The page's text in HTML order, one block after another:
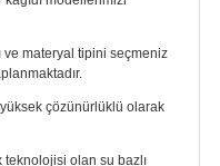
ve materyal tipini seçmeniz
çözünürlüklü olarak
teknolojisi olan su bazlı